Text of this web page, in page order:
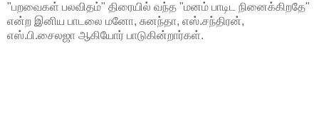
"பறவைகள் பலவிதம்" திரையில் வந்த "மனம் பாடிட நினைக்கிறதே"
என்ற இனிய பாடலை மனோ, சுனந்தா, எஸ்.சந்திரன்,
எஸ்.பி.சைலஜா ஆகியோர் பாடுகின்றார்கள்.